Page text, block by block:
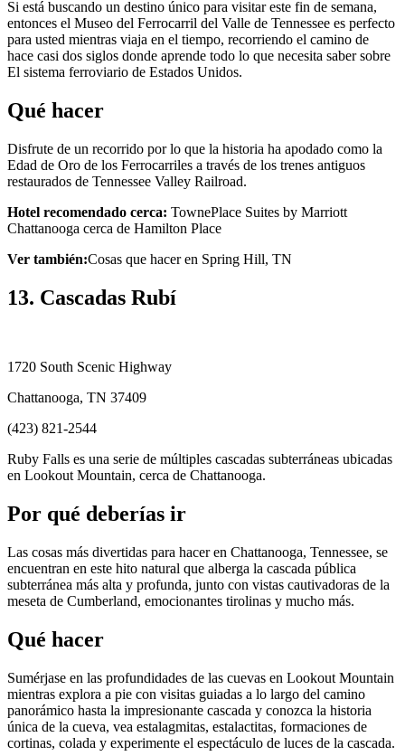
Si está buscando un destino único para visitar este fin de semana,
entonces el Museo del Ferrocarril del Valle de Tennessee es perfecto
para usted mientras viaja en el tiempo, recorriendo el camino de
hace casi dos siglos donde aprende todo lo que necesita saber sobre
El sistema ferroviario de Estados Unidos.
Qué hacer
Disfrute de un recorrido por lo que la historia ha apodado como la
Edad de Oro de los Ferrocarriles a través de los trenes antiguos
restaurados de Tennessee Valley Railroad.
Hotel recomendado cerca: TownePlace Suites by Marriott
Chattanooga cerca de Hamilton Place
Ver también:Cosas que hacer en Spring Hill, TN
13. Cascadas Rubí
1720 South Scenic Highway
Chattanooga, TN 37409
(423) 821-2544
Ruby Falls es una serie de múltiples cascadas subterráneas ubicadas
en Lookout Mountain, cerca de Chattanooga.
Por qué deberías ir
Las cosas más divertidas para hacer en Chattanooga, Tennessee, se
encuentran en este hito natural que alberga la cascada pública
subterránea más alta y profunda, junto con vistas cautivadoras de la
meseta de Cumberland, emocionantes tirolinas y mucho más.
Qué hacer
Sumérjase en las profundidades de las cuevas en Lookout Mountain
mientras explora a pie con visitas guiadas a lo largo del camino
panorámico hasta la impresionante cascada y conozca la historia
única de la cueva, vea estalagmitas, estalactitas, formaciones de
cortinas, colada y experimente el espectáculo de luces de la cascada.